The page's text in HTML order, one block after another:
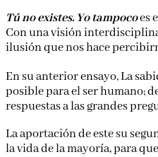
Tú no existes. Yo tampocoes
Con una visión
ilusión que nos hace
En su anterior ensayo, La
posible para el ser humano;
respuestas a las grandes
La aportación de este su
la vida de la mayoría, para